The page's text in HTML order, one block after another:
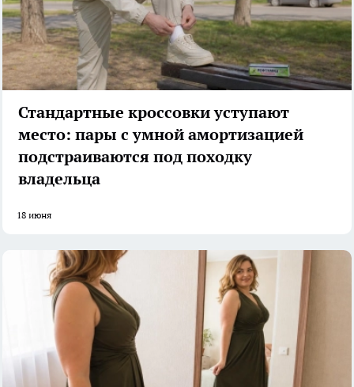
Стандартные кроссовки уступают
место: пары с умной амортизацией
подстраиваются под походку
владельца
18 июня